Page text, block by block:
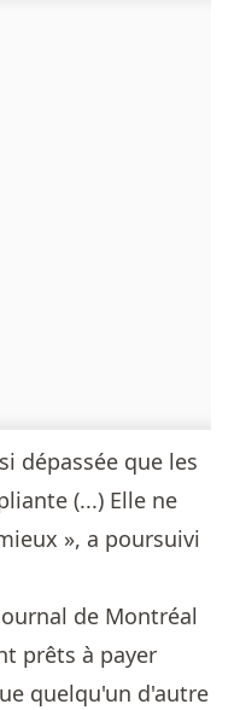
dépassée que les
(...) Elle ne
», a poursuivi
de Montréal
prêts à payer
quelqu'un d'autre